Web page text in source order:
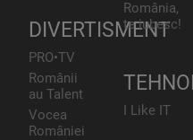
DIVERTISMENT
PRO•TV
Românii
au Talent
Vocea
României
România,
te iubesc!
I Like IT